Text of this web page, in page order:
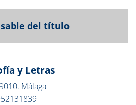
del título
y Letras
Málaga